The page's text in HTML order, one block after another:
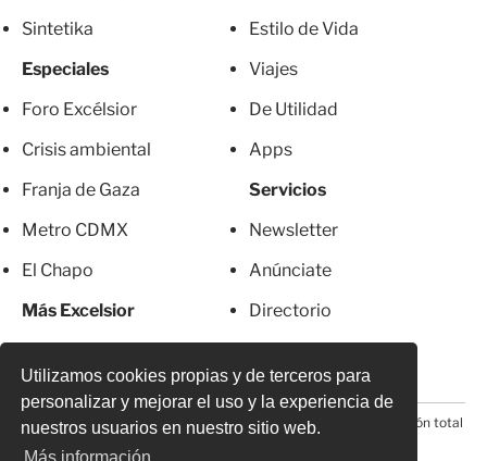
Utilizamos cookies propias y de terceros para
personalizar y mejorar el uso y la experiencia de
nuestros usuarios en nuestro sitio web.
Sintetika
Especiales
Foro Excélsior
Crisis ambiental
Franja de Gaza
Metro CDMX
El Chapo
Más Excelsior
Estilo de Vida
Viajes
De Utilidad
Apps
Servicios
Newsletter
Anúnciate
Directorio
© 2026 Todos los derechos reservados. Prohibida la reproducción total
o parcial, incluyendo cualquier medio electrónico*